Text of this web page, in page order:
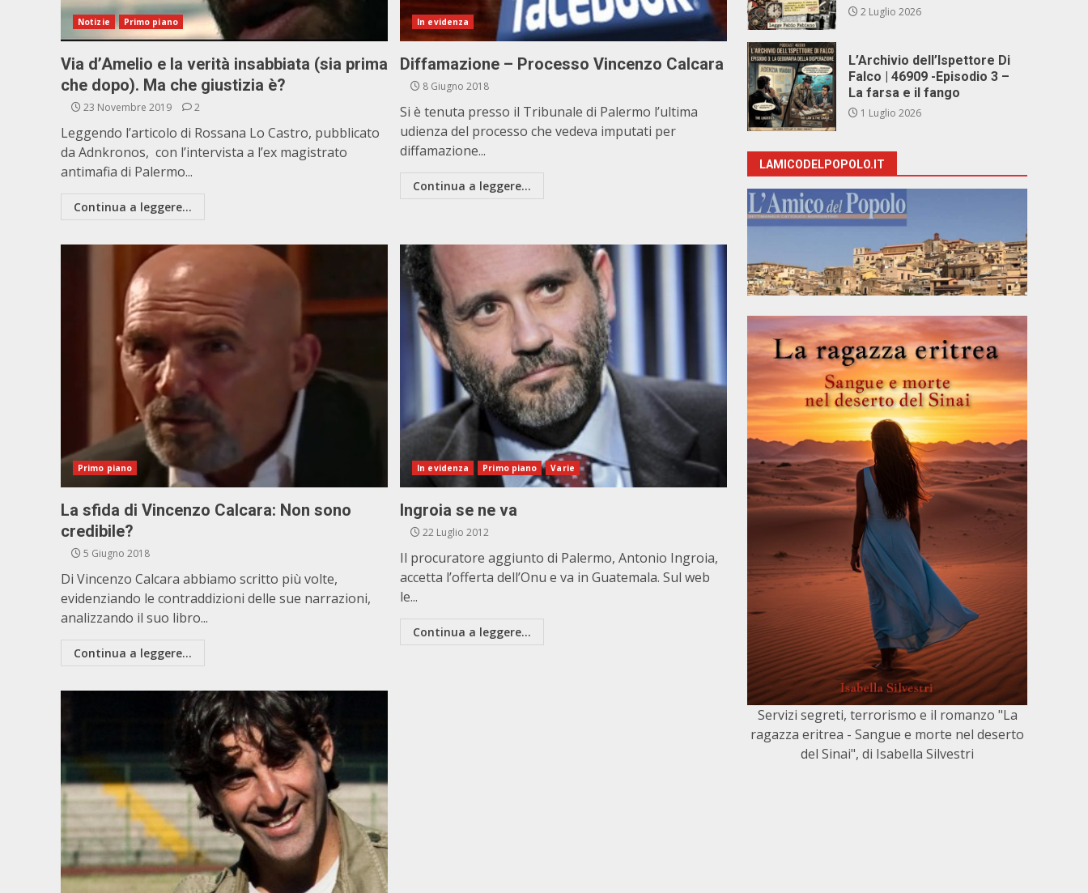
Notizie Primo piano
Via d’Amelio e la verità insabbiata (sia prima
che dopo). Ma che giustizia è?
23 Novembre 2019 2
Leggendo l’articolo di Rossana Lo Castro, pubblicato
da Adnkronos, con l’intervista a l’ex magistrato
antimafia di Palermo...
Continua a leggere...
In evidenza
Diffamazione – Processo Vincenzo Calcara
8 Giugno 2018
Si è tenuta presso il Tribunale di Palermo l’ultima
udienza del processo che vedeva imputati per
diffamazione...
Continua a leggere...
Primo piano
La sfida di Vincenzo Calcara: Non sono
credibile?
5 Giugno 2018
Di Vincenzo Calcara abbiamo scritto più volte,
evidenziando le contraddizioni delle sue narrazioni,
analizzando il suo libro...
Continua a leggere...
In evidenza Primo piano Varie
Ingroia se ne va
22 Luglio 2012
Il procuratore aggiunto di Palermo, Antonio Ingroia,
accetta l’offerta dell’Onu e va in Guatemala. Sul web
le...
Continua a leggere...
2 Luglio 2026
L’Archivio dell’Ispettore Di
Falco | 46909 -Episodio 3 –
La farsa e il fango
1 Luglio 2026
LAMICODELPOPOLO.IT
Servizi segreti, terrorismo e il romanzo "La
ragazza eritrea - Sangue e morte nel deserto
del Sinai", di Isabella Silvestri